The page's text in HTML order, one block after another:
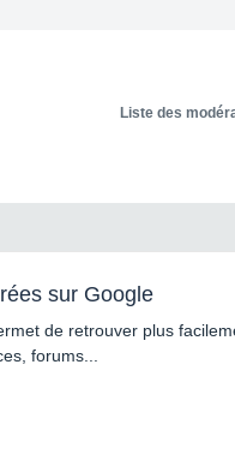
Liste des
sur Google
de retrouver plus
forums...